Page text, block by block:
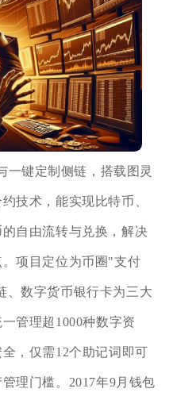
一键定制侧链，搭载图灵
技术，能实现比特币、
自由流转与兑换，解决
项目定位为币圈"支付
、数字货币银行卡为三大
管理超1000种数字资
，仅需12个助记词即可
理门槛。2017年9月钱包